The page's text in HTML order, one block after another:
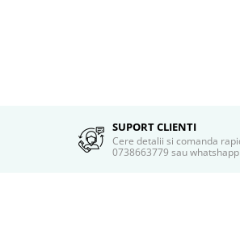
SUPORT CLIENTI
Cere detalii si comanda
0738663779 sau whatshapp